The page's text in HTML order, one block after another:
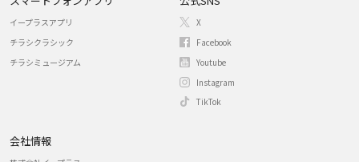
イープラスアプリ
チラシクラシック
チラシミュージアム
X
Facebook
Youtube
Instagram
TikTok
会社情報